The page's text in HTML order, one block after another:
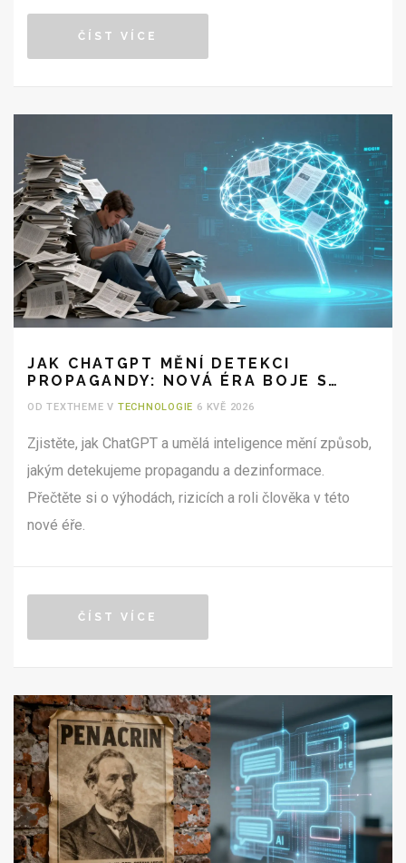
ČÍST VÍCE
JAK CHATGPT MĚNÍ DETEKCI
PROPAGANDY: NOVÁ ÉRA BOJE S
OD TEXTHEME V TECHNOLOGIE 6 KVĚ 2026
Zjistěte, jak ChatGPT a umělá inteligence mění způsob,
jakým detekujeme propagandu a dezinformace.
Přečtěte si o výhodách, rizicích a roli člověka v této
nové éře.
ČÍST VÍCE